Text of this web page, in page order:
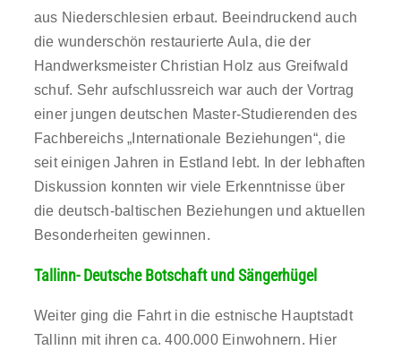
aus Niederschlesien erbaut. Beeindruckend auch
die wunderschön restaurierte Aula, die der
Handwerksmeister Christian Holz aus Greifwald
schuf. Sehr aufschlussreich war auch der Vortrag
einer jungen deutschen Master-Studierenden des
Fachbereichs „Internationale Beziehungen“, die
seit einigen Jahren in Estland lebt. In der lebhaften
Diskussion konnten wir viele Erkenntnisse über
die deutsch-baltischen Beziehungen und aktuellen
Besonderheiten gewinnen.
Tallinn- Deutsche Botschaft und Sängerhügel
Weiter ging die Fahrt in die estnische Hauptstadt
Tallinn mit ihren ca. 400.000 Einwohnern. Hier